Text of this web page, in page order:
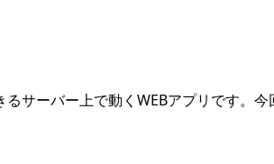
サーバー上で動くWEBアプリです。